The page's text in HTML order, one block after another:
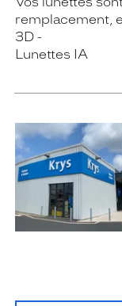
remplacement,
3D
Lunettes IA